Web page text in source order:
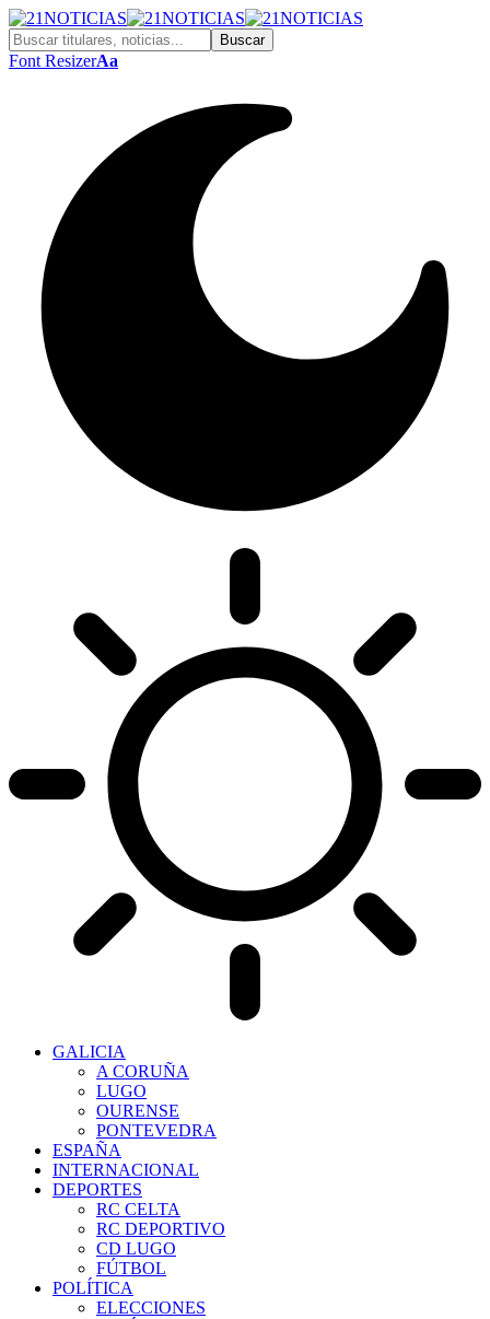
Font ResizerAa
GALICIA
A CORUÑA
LUGO
OURENSE
PONTEVEDRA
ESPAÑA
INTERNACIONAL
DEPORTES
RC CELTA
RC DEPORTIVO
CD LUGO
FÚTBOL
POLÍTICA
ELECCIONES